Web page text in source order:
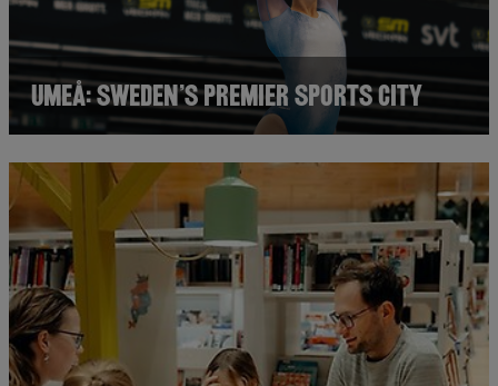
Umeå: Sweden’s Premier Sports City